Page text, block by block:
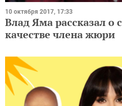
10 октября 2017, 17:33
Влад Яма рассказал о
качестве члена жюри